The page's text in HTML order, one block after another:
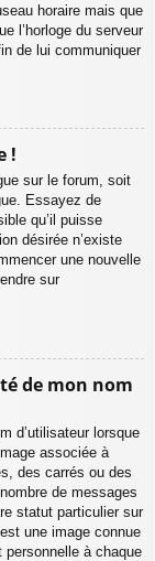
horaire mais que
l’horloge du serveur
de lui communiquer
!
sur le forum, soit
Essayez de
qu’il puisse
désirée n’existe
une nouvelle
sur
de mon nom
d’utilisateur lorsque
associée à
des carrés ou des
de messages
statut particulier sur
une image connue
personnelle à chaque